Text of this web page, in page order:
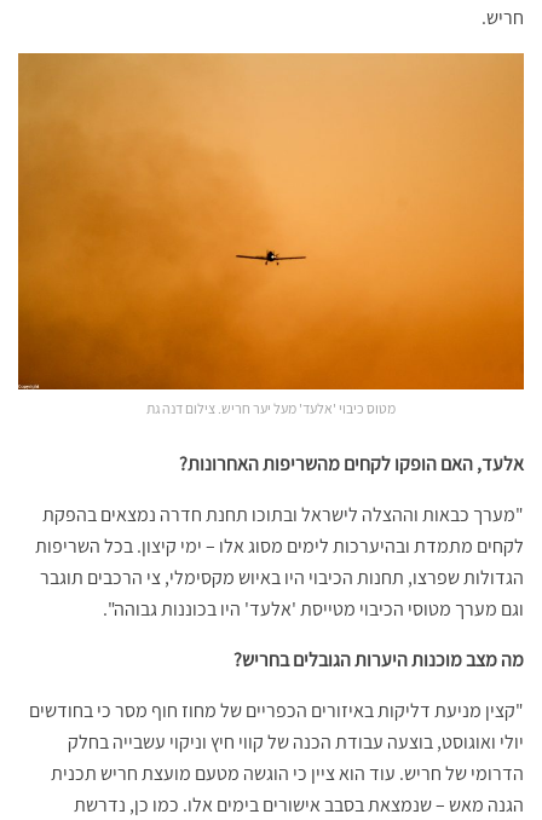
חריש.
מטוס כיבוי 'אלעד' מעל יער חריש. צילום דנה גת
אלעד, האם הופקו לקחים מהשריפות האחרונות?
"מערך כבאות וההצלה לישראל ובתוכו תחנת חדרה נמצאים בהפקת
לקחים מתמדת ובהיערכות לימים מסוג אלו – ימי קיצון. בכל השריפות
הגדולות שפרצו, תחנות הכיבוי היו באיוש מקסימלי, צי הרכבים תוגבר
וגם מערך מטוסי הכיבוי מטייסת 'אלעד' היו בכוננות גבוהה".
מה מצב מוכנות היערות הגובלים בחריש?
"קצין מניעת דליקות באיזורים הכפריים של מחוז חוף מסר כי בחודשים
יולי ואוגוסט, בוצעה עבודת הכנה של קווי חיץ וניקוי עשבייה בחלק
הדרומי של חריש. עוד הוא ציין כי הוגשה מטעם מועצת חריש תכנית
הגנה מאש – שנמצאת בסבב אישורים בימים אלו. כמו כן, נדרשת